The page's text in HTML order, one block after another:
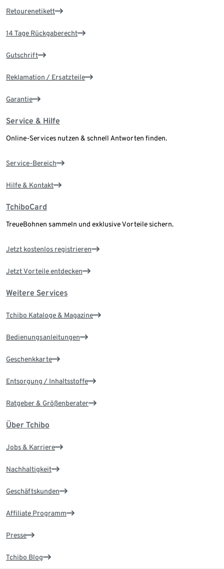
Retourenetikett
14 Tage Rückgaberecht
Gutschrift
Reklamation / Ersatzteile
Garantie
Service & Hilfe
Online-Services nutzen & schnell Antworten finden.
Service-Bereich
Hilfe & Kontakt
TchiboCard
TreueBohnen sammeln und exklusive Vorteile sichern.
Jetzt kostenlos registrieren
Jetzt Vorteile entdecken
Weitere Services
Tchibo Kataloge & Magazine
Bedienungsanleitungen
Geschenkkarte
Entsorgung / Inhaltsstoffe
Ratgeber & Größenberater
Über Tchibo
Jobs & Karriere
Nachhaltigkeit
Geschäftskunden
Affiliate Programm
Presse
Tchibo Blog